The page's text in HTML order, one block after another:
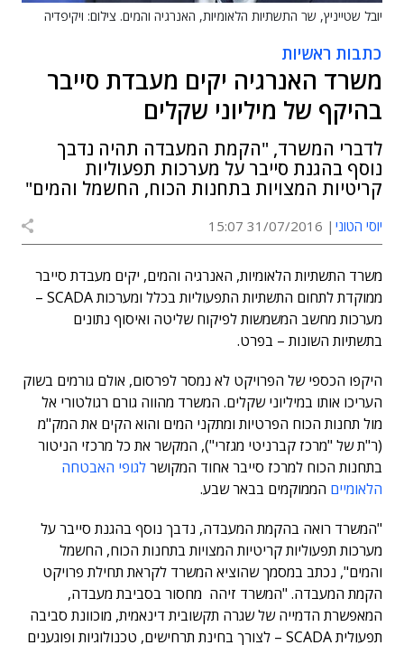
יובל שטייניץ, שר התשתיות הלאומיות, האנרגיה והמים. צילום: ויקיפדיה
כתבות ראשיות
משרד האנרגיה יקים מעבדת סייבר
בהיקף של מיליוני שקלים
לדברי המשרד, "הקמת המעבדה תהיה נדבך
נוסף בהגנת סייבר על מערכות תפעוליות
קריטיות המצויות בתחנות הכוח, החשמל והמים"
יוסי הטוני 31/07/2016 15:07
משרד התשתיות הלאומיות, האנרגיה והמים, יקים מעבדת סייבר
ממוקדת לתחום התשתיות התפעוליות בכלל ומערכות SCADA –
מערכות מחשב המשמשות לפיקוח שליטה ואיסוף נתונים
בתשתיות השונות – בפרט.
היקפו הכספי של הפרויקט לא נמסר לפרסום, אולם גורמים בשוק
העריכו אותו במיליוני שקלים. המשרד מהווה גורם רגולטורי אל
מול תחנות הכוח הפרטיות ומתקני המים והוא הקים את המק"מ
(ר"ת של "מרכז קברניטי מגזרי"), המקשר את כל מרכזי הניטור
בתחנות הכוח למרכז סייבר אחוד המקושרלגופי האבטחה
הלאומיים הממוקמים בבאר שבע.
"המשרד רואה בהקמת המעבדה, נדבך נוסף בהגנת סייבר על
מערכות תפעוליות קריטיות המצויות בתחנות הכוח, החשמל
והמים", נכתב במסמך שהוציא המשרד לקראת תחילת פרויקט
הקמת המעבדה. "המשרד זיהה מחסור בסביבת מעבדה,
המאפשרת הדמייה של שגרה תקשובית דינאמית, מוכוונת סביבה
תפעולית SCADA – לצורך בחינת תרחישים, טכנולוגיות ופוגענים